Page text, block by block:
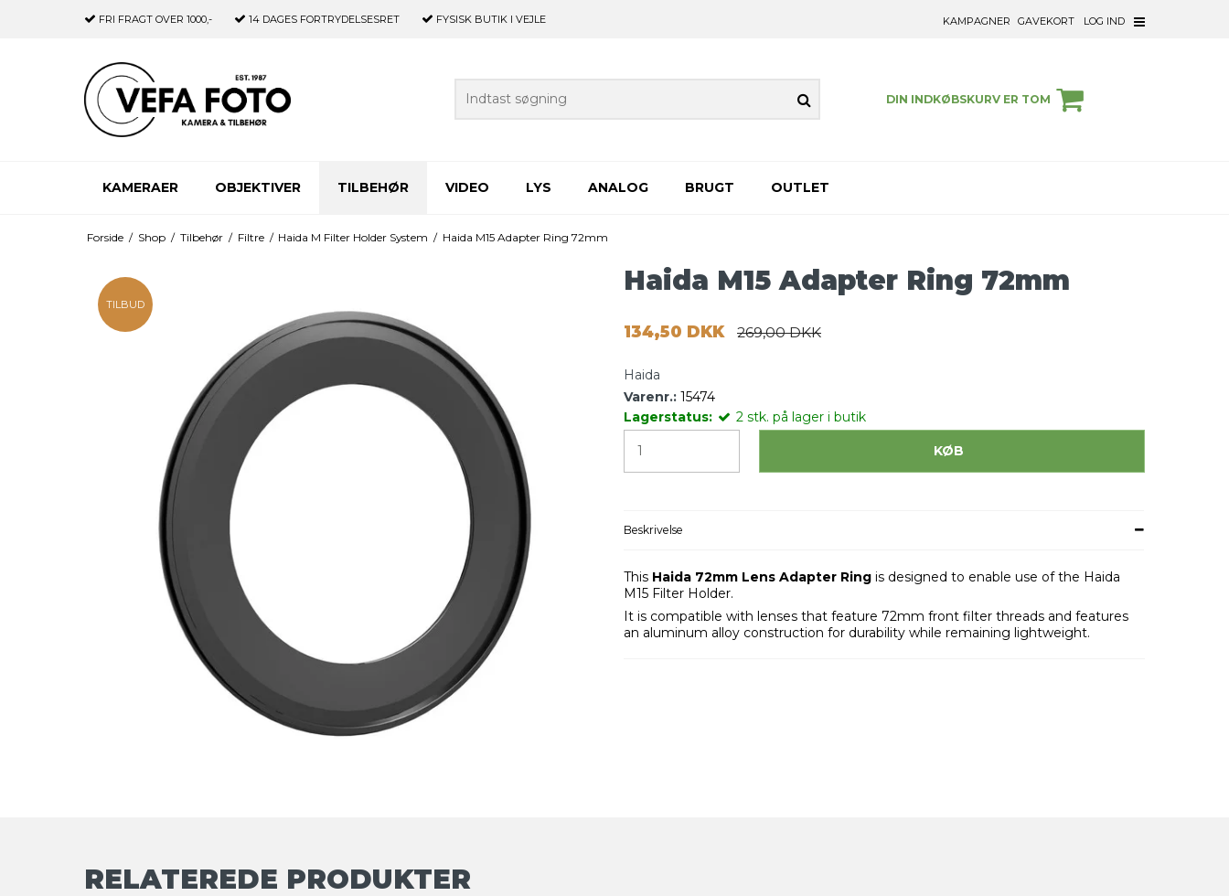
FRI FRAGT OVER 1000,- 14 DAGES FORTRYDELSESRET FYSISK BUTIK I VEJLE KAMPAGNER GAVEKORT LOG IND
DIN INDKØBSKURV ER TOM
KAMERAER OBJEKTIVER TILBEHØR VIDEO LYS ANALOG BRUGT OUTLET
Forside / Shop / Tilbehør / Filtre / Haida M Filter Holder System / Haida M15 Adapter Ring 72mm
TILBUD
Haida M15 Adapter Ring 72mm
134,50 DKK 269,00 DKK
Haida
Varenr.: 15474
Lagerstatus:
2 stk. på lager i butik
KØB
Beskrivelse
This Haida 72mm Lens Adapter Ring is designed to enable use of the Haida
M15 Filter Holder.
It is compatible with lenses that feature 72mm front filter threads and features
an aluminum alloy construction for durability while remaining lightweight.
RELATEREDE PRODUKTER